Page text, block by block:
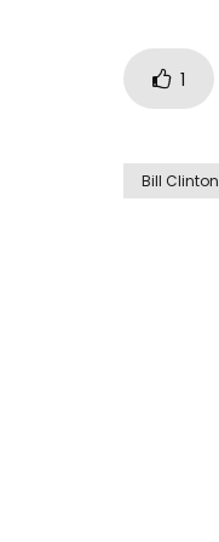
1
Bill Clinton